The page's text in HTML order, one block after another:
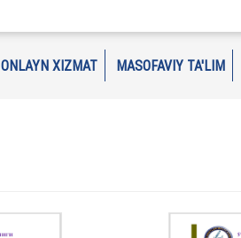
ONLAYN XIZMAT MASOFAVIY TA'LIM